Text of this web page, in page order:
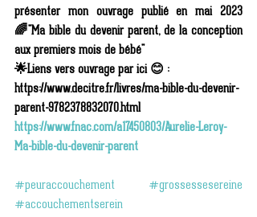
présenter mon ouvrage publié en mai 2023
🌈"Ma bible du devenir parent, de la conception
aux premiers mois de bébé"
🌟Liens vers ouvrage par ici 😊 :
https://www.decitre.fr/livres/ma-bible-du-devenir-
parent-9782378832070.html
https://www.fnac.com/a17450803/Aurelie-Leroy-
Ma-bible-du-devenir-parent
#peuraccouchement
#grossessesereine
#accouchementserein